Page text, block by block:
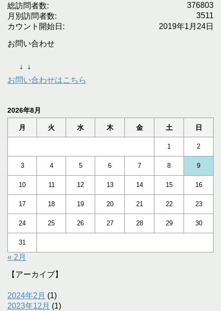
376803
総訪問者数:
3511
月別訪問者数:
2019年1月24日
カウント開始日:
お問い合わせ
↓
↓
お問い合わせはこちら
2026年8月
月 火 水 木 金 土 日
1 2
3 4 5 6 7 8 9
10 11 12 13 14 15 16
17 18 19 20 21 22 23
24 25 26 27 28 29 30
31
« 2月
【アーカイブ】
2024年2月 (1)
2023年12月 (1)